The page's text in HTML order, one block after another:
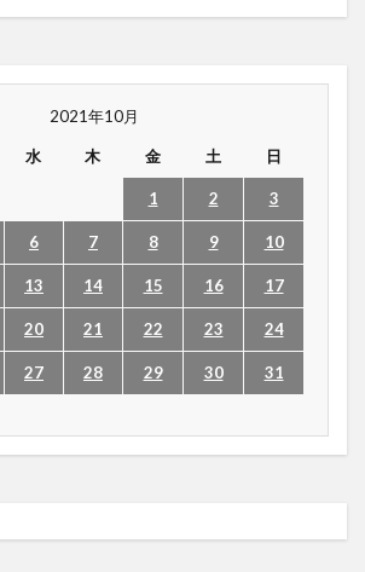
2021年10月
水 木 金 土 日
1 2 3
6 7 8 9 10
13 14 15 16 17
20 21 22 23 24
27 28 29 30
31